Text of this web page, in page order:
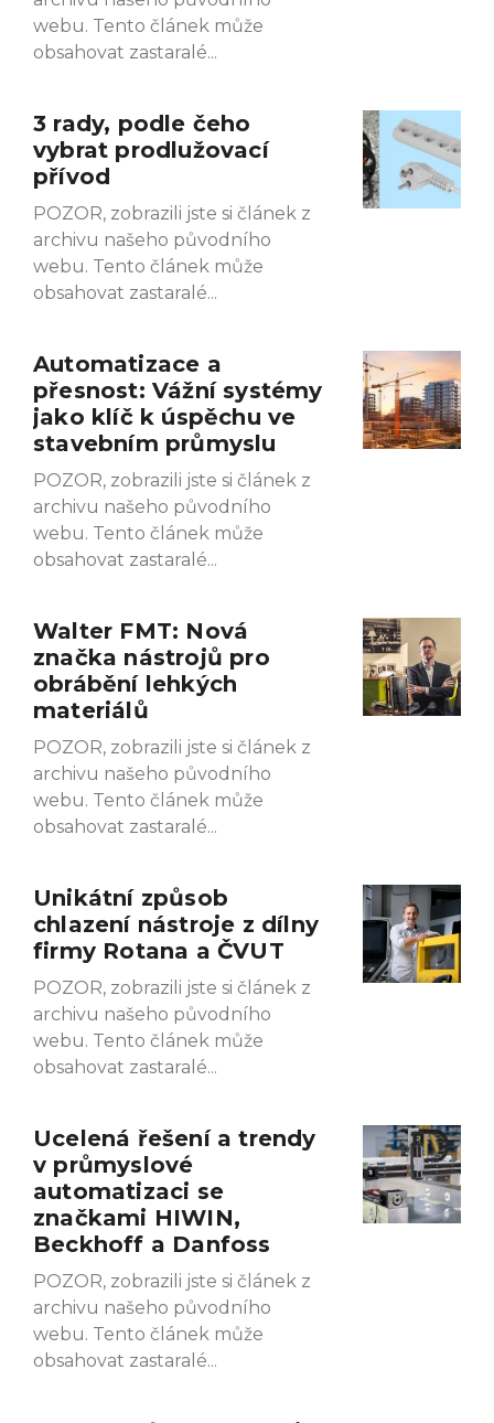
webu. Tento článek může
obsahovat zastaralé
3 rady, podle čeho
vybrat prodlužovací
přívod
POZOR, zobrazili jste si článek z
archivu našeho původního
webu. Tento článek může
obsahovat zastaralé
Automatizace a
přesnost: Vážní systémy
jako klíč k úspěchu ve
stavebním průmyslu
POZOR, zobrazili jste si článek z
archivu našeho původního
webu. Tento článek může
obsahovat zastaralé
Walter FMT: Nová
značka nástrojů pro
obrábění lehkých
materiálů
POZOR, zobrazili jste si článek z
archivu našeho původního
webu. Tento článek může
obsahovat zastaralé
Unikátní způsob
chlazení nástroje z dílny
firmy Rotana a ČVUT
POZOR, zobrazili jste si článek z
archivu našeho původního
webu. Tento článek může
obsahovat zastaralé
Ucelená řešení a trendy
v průmyslové
automatizaci se
značkami HIWIN,
Beckhoff a Danfoss
POZOR, zobrazili jste si článek z
archivu našeho původního
webu. Tento článek může
obsahovat zastaralé